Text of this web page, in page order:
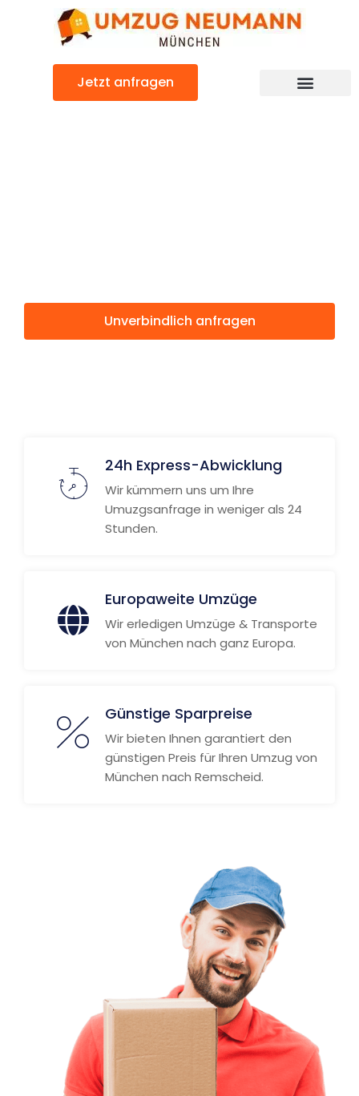
Jetzt anfragen
Unverbindlich anfragen
24h Express-Abwicklung
Wir kümmern uns um Ihre
Umuzgsanfrage in weniger als 24
Stunden.
Europaweite Umzüge
Wir erledigen Umzüge & Transporte
von München nach ganz Europa.
Günstige Sparpreise
Wir bieten Ihnen garantiert den
günstigen Preis für Ihren Umzug von
München nach Remscheid.